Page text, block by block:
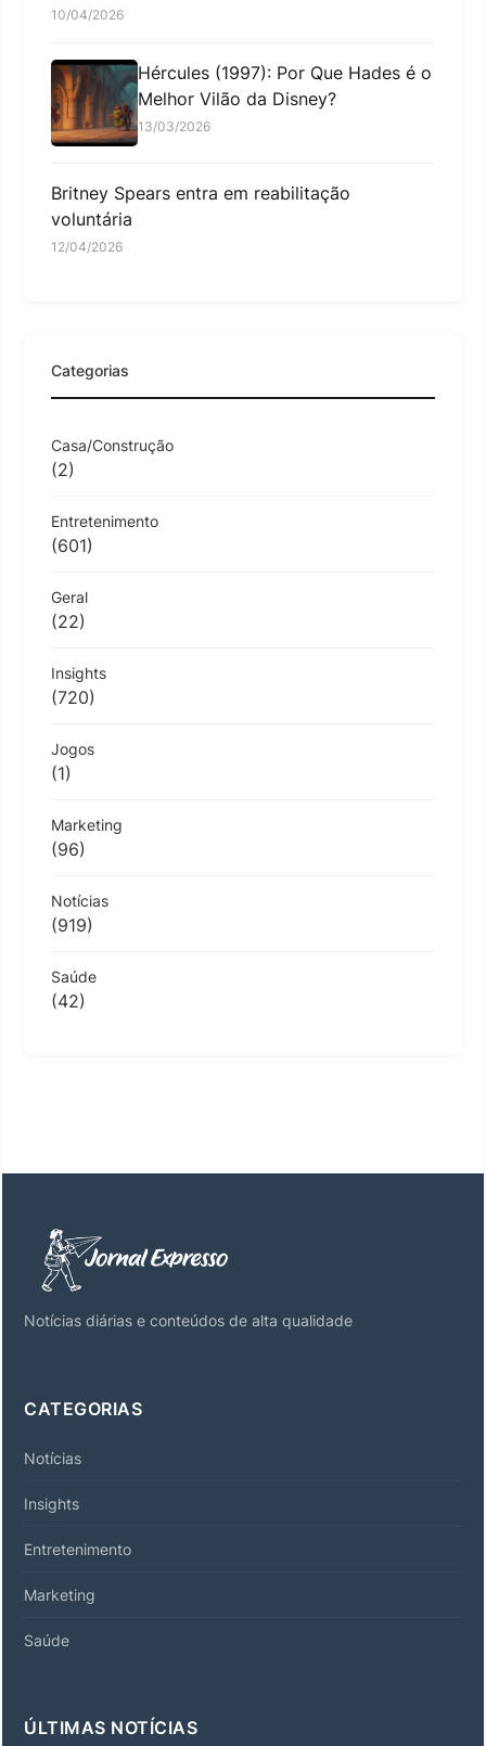
10/04/2026
Hércules (1997): Por Que Hades é o
Melhor Vilão da Disney?
13/03/2026
Britney Spears entra em reabilitação
voluntária
12/04/2026
Categorias
Casa/Construção
(2)
Entretenimento
(601)
Geral
(22)
Insights
(720)
Jogos
(1)
Marketing
(96)
Notícias
(919)
Saúde
(42)
Notícias diárias e conteúdos de alta qualidade
CATEGORIAS
Notícias
Insights
Entretenimento
Marketing
Saúde
ÚLTIMAS NOTÍCIAS